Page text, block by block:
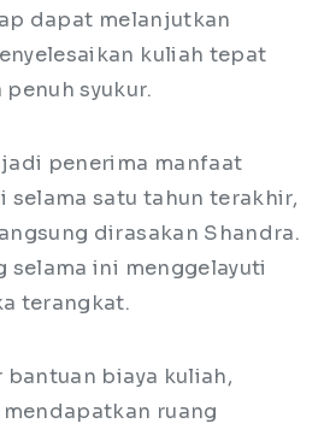
dapat melanjutkan
kuliah tepat
syukur.
penerima manfaat
selama satu tahun terakhir,
dirasakan Shandra.
selama ini menggelayuti
terangkat.
biaya kuliah,
ruang